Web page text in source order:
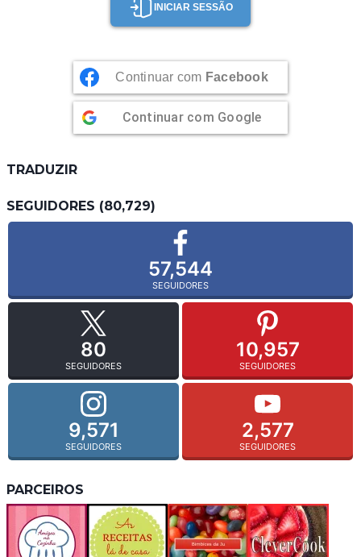
INICIAR SESSÃO
Continuar com Facebook
Continuar com Google
TRADUZIR
SEGUIDORES (80,729)
57,544
SEGUIDORES
80
SEGUIDORES
10,957
SEGUIDORES
9,571
SEGUIDORES
2,577
SEGUIDORES
PARCEIROS